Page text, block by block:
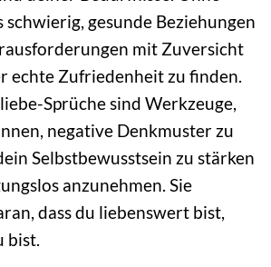
schwierig, gesunde Beziehungen
mit Zuversicht
echte Zufriedenheit zu finden.
Sprüche sind Werkzeuge,
negative Denkmuster zu
Selbstbewusstsein zu stärken
anzunehmen. Sie
dass du liebenswert bist,
bist.